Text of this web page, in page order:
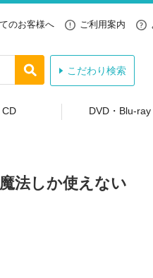
のお客様へ ご利用案内
こだわり検索
CD DVD・Blu-ray
法しか使えない